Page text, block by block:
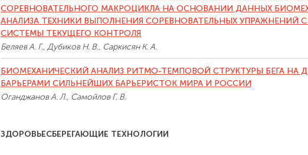
СОРЕВНОВАТЕЛЬНОГО МАКРОЦИКЛА НА ОСНОВАНИИ ДАННЫХ
АНАЛИЗА ТЕХНИКИ ВЫПОЛНЕНИЯ СОРЕВНОВАТЕЛЬНЫХ УПРАЖНЕНИЙ
СИСТЕМЫ ТЕКУЩЕГО КОНТРОЛЯ
Беляев А. Г., Дубиков Н. В., Саркисян К. А.
БИОМЕХАНИЧЕСКИЙ АНАЛИЗ РИТМО-ТЕМПОВОЙ СТРУКТУРЫ БЕГА НА
БАРЬЕРАМИ СИЛЬНЕЙШИХ БАРЬЕРИСТОК МИРА И РОССИИ
Оганджанов А. Л., Самойлов Г. В.
ЗДОРОВЬЕСБЕРЕГАЮЩИЕ ТЕХНОЛОГИИ